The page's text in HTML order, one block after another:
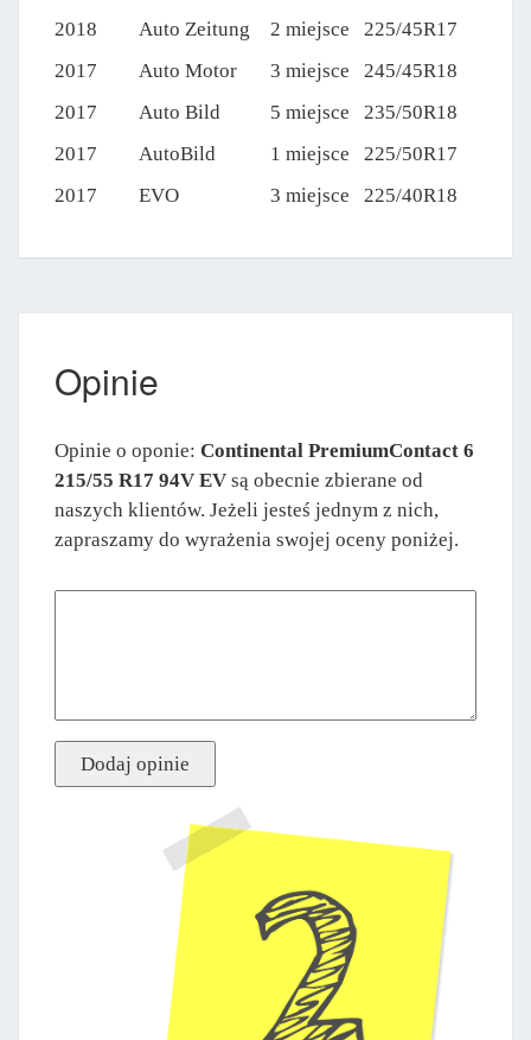
2018
Auto Zeitung 2 miejsce
225/45R17
2017
Auto Motor 3 miejsce
245/45R18
2017
Auto Bild 5 miejsce
235/50R18
2017
AutoBild 1 miejsce
225/50R17
2017
EVO 3 miejsce 225/40R18
Opinie
Opinie o oponie: Continental PremiumContact 6
215/55 R17 94V EV są obecnie zbierane od
naszych klientów. Jeżeli jesteś jednym z nich,
zapraszamy do wyrażenia swojej oceny poniżej.